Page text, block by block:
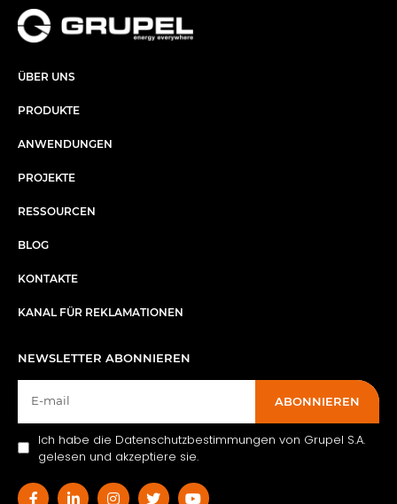
ÜBER UNS​
PRODUKTE
ANWENDUNGEN
PROJEKTE
RESSOURCEN
BLOG
KONTAKTE
KANAL FÜR REKLAMATIONEN
NEWSLETTER ABONNIEREN
ABONNIEREN
Ich habe die Datenschutzbestimmungen von Grupel S.A.
gelesen und akzeptiere sie.